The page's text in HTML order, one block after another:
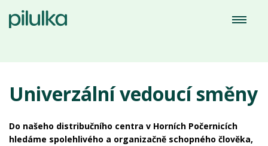
Univerzální vedoucí směny
Do našeho distribučního centra v Horních Počernicích
hledáme spolehlivého a organizačně schopného člověka,